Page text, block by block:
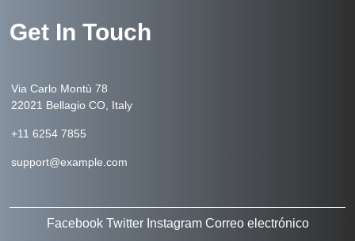
Get In Touch
Via Carlo Montù 78
22021 Bellagio CO, Italy
+11 6254 7855
support@example.com
Facebook Twitter Instagram Correo electrónico